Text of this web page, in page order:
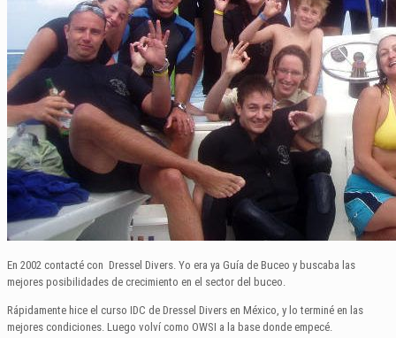
En 2002 contacté con Dressel Divers. Yo era ya Guía de Buceo y buscaba las
mejores posibilidades de crecimiento en el sector del buceo.
Rápidamente hice el curso IDC de Dressel Divers en México, y lo terminé en las
mejores condiciones. Luego volví como OWSI a la base donde empecé.